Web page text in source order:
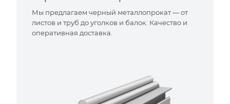
Мы предлагаем черный металлопрокат — от
листов и труб до уголков и балок. Качество и
оперативная доставка.